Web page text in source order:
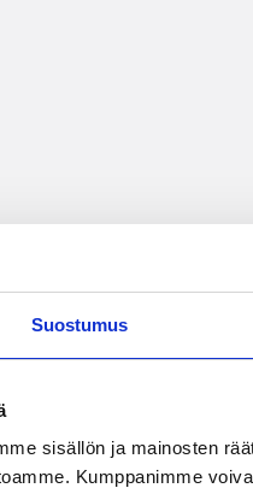
Suostumus
sisällön ja mainosten
Kumppanimme